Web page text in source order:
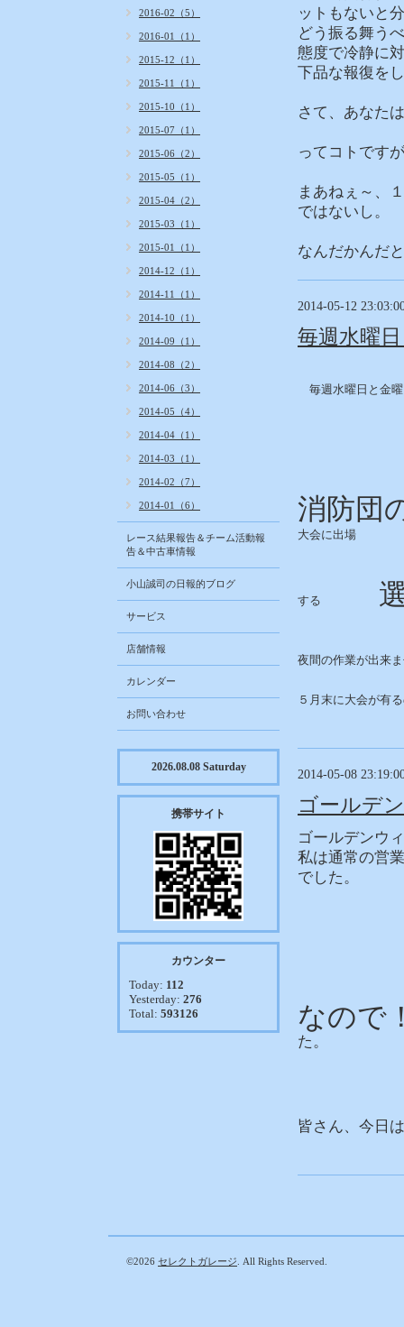
ットもないと
どう振る舞う
態度で冷静に
下品な報復を
さて、あなた
ってコトです
まあねぇ～、
ではないし。
なんだかんだ
2014-05-12
毎週水曜
毎週水曜日と金
消防団
大会に出場
する 選
夜間の作業が出来
５月末に大会が有
2014-05-08
ゴールデ
ゴールデンウ
私は通常の営
でした。
なので
た。
皆さん、今日
2016-02（5）
2016-01（1）
2015-12（1）
2015-11（1）
2015-10（1）
2015-07（1）
2015-06（2）
2015-05（1）
2015-04（2）
2015-03（1）
2015-01（1）
2014-12（1）
2014-11（1）
2014-10（1）
2014-09（1）
2014-08（2）
2014-06（3）
2014-05（4）
2014-04（1）
2014-03（1）
2014-02（7）
2014-01（6）
レース結果報告＆チーム活動報
告＆中古車情報
小山誠司の日報的ブログ
サービス
店舗情報
カレンダー
お問い合わせ
2026.08.08 Saturday
携帯サイト
カウンター
Today: 112
Yesterday: 276
Total: 593126
©2026 セレクトガレージ . All Rights Reserved.